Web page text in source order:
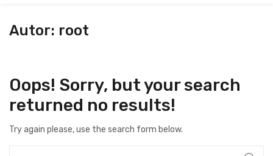
Autor: root
Oops! Sorry, but your search
returned no results!
Try again please, use the search form below.